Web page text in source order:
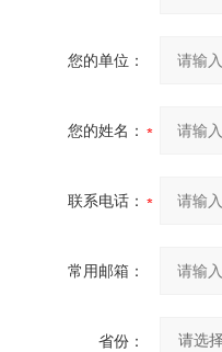
您的单位：
您的姓名：
联系电话：
常用邮箱：
省份：